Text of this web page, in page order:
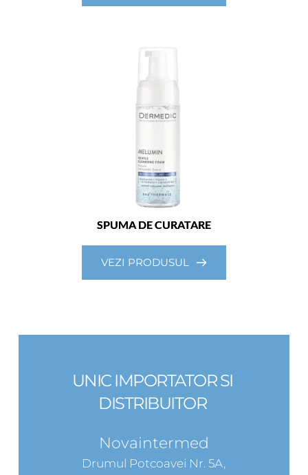
SPUMA DE CURATARE
VEZI PRODUSUL
UNIC IMPORTATOR SI
DISTRIBUITOR
Novaintermed
Drumul Potcoavei Nr. 5A,